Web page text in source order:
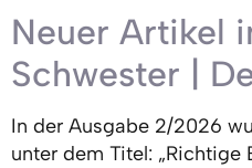
Neuer Artikel
Schwester |
In der Ausgabe 2/2026
unter dem Titel: „Richtige